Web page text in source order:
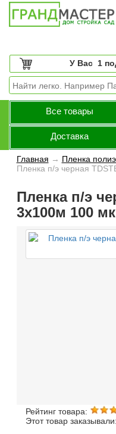
У Вас 1
Все товары
Доставка
Главная → Пленка
Пленка п/э черная
Пленка п/э
3х100м 100
Рейтинг товара:
Этот товар заказывали: